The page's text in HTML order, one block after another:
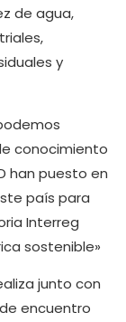
de agua,
y
conocimiento
han puesto en
país para
Interreg
sostenible»
junto con
encuentro